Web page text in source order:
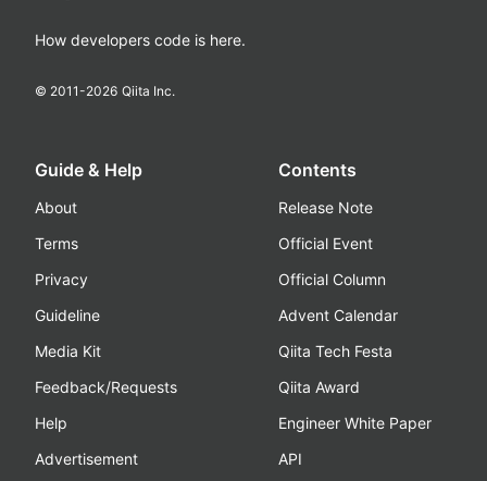
How developers code is here.
© 2011-2026 Qiita Inc.
Guide & Help
About
Terms
Privacy
Guideline
Media Kit
Feedback/Requests
Help
Advertisement
Contents
Release Note
Official Event
Official Column
Advent Calendar
Qiita Tech Festa
Qiita Award
Engineer White Paper
API